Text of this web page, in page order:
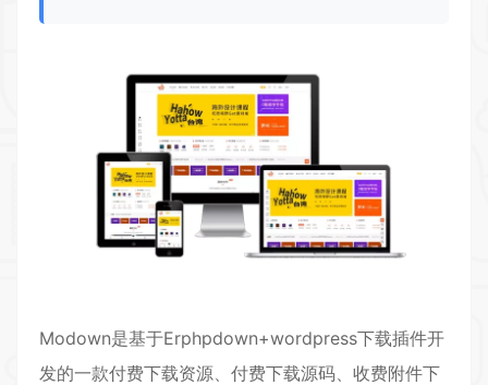
Modown是基于Erphpdown+wordpress下载插件开
发的一款付费下载资源、付费下载源码、收费附件下